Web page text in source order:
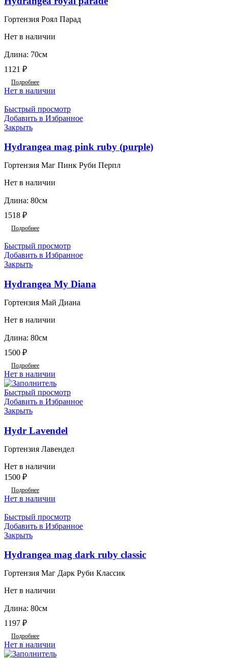
Гортензия Роял Парад
Нет в наличии
Длина: 70см
1121 ₽
Подробнее
Нет в наличии
Быстрый просмотр
Добавить в Избранное
Закрыть
Hydrangea mag pink ruby (purple)
Гортензия Маг Пинк Руби Перпл
Нет в наличии
Длина: 80см
1518 ₽
Подробнее
Быстрый просмотр
Добавить в Избранное
Закрыть
Hydrangea My Diana
Гортензия Май Диана
Нет в наличии
Длина: 80см
1500 ₽
Подробнее
Нет в наличии
Быстрый просмотр
Добавить в Избранное
Закрыть
Hydr Lavendel
Гортензия Лавендел
Нет в наличии
1500 ₽
Подробнее
Нет в наличии
Быстрый просмотр
Добавить в Избранное
Закрыть
Hydrangea mag dark ruby classic
Гортензия Маг Дарк Руби Классик
Нет в наличии
Длина: 80см
1197 ₽
Подробнее
Нет в наличии